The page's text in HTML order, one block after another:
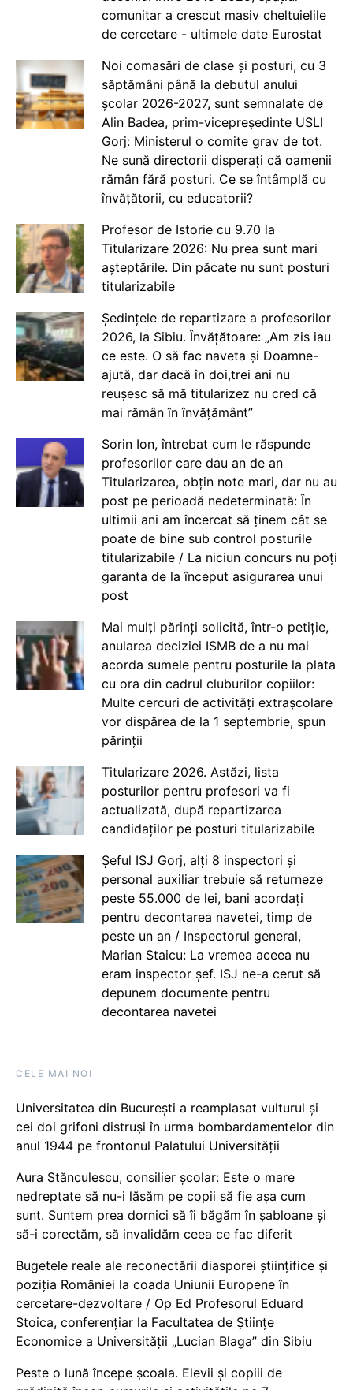
comunitar a crescut masiv cheltuielile
de cercetare - ultimele date Eurostat
Noi comasări de clase și posturi, cu 3
săptămâni până la debutul anului
școlar 2026-2027, sunt semnalate de
Alin Badea, prim-vicepreședinte USLI
Gorj: Ministerul o comite grav de tot.
Ne sună directorii disperați că oamenii
rămân fără posturi. Ce se întâmplă cu
învățătorii, cu educatorii?
Profesor de Istorie cu 9.70 la
Titularizare 2026: Nu prea sunt mari
așteptările. Din păcate nu sunt posturi
titularizabile
Ședințele de repartizare a profesorilor
2026, la Sibiu. Învățătoare: „Am zis iau
ce este. O să fac naveta și Doamne-
ajută, dar dacă în doi,trei ani nu
reușesc să mă titularizez nu cred că
mai rămân în învățământ”
Sorin Ion, întrebat cum le răspunde
profesorilor care dau an de an
Titularizarea, obțin note mari, dar nu au
post pe perioadă nedeterminată: În
ultimii ani am încercat să ținem cât se
poate de bine sub control posturile
titularizabile / La niciun concurs nu poți
garanta de la început asigurarea unui
post
Mai mulți părinți solicită, într-o petiție,
anularea deciziei ISMB de a nu mai
acorda sumele pentru posturile la plata
cu ora din cadrul cluburilor copiilor:
Multe cercuri de activități extrașcolare
vor dispărea de la 1 septembrie, spun
părinții
Titularizare 2026. Astăzi, lista
posturilor pentru profesori va fi
actualizată, după repartizarea
candidaților pe posturi titularizabile
Șeful ISJ Gorj, alți 8 inspectori și
personal auxiliar trebuie să returneze
peste 55.000 de lei, bani acordați
pentru decontarea navetei, timp de
peste un an / Inspectorul general,
Marian Staicu: La vremea aceea nu
eram inspector șef. ISJ ne-a cerut să
depunem documente pentru
decontarea navetei
CELE MAI NOI
Universitatea din București a reamplasat vulturul și
cei doi grifoni distruși în urma bombardamentelor din
anul 1944 pe frontonul Palatului Universității
Aura Stănculescu, consilier școlar: Este o mare
nedreptate să nu-i lăsăm pe copii să fie așa cum
sunt. Suntem prea dornici să îi băgăm în șabloane și
să-i corectăm, să invalidăm ceea ce fac diferit
Bugetele reale ale reconectării diasporei științifice și
poziția României la coada Uniunii Europene în
cercetare-dezvoltare / Op Ed Profesorul Eduard
Stoica, conferențiar la Facultatea de Științe
Economice a Universității „Lucian Blaga” din Sibiu
Peste o lună începe școala. Elevii și copiii de